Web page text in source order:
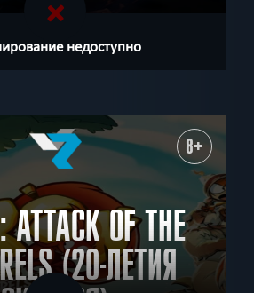
недоступно
8+
ATTACK OF THE
(20-ЛЕТИЯ